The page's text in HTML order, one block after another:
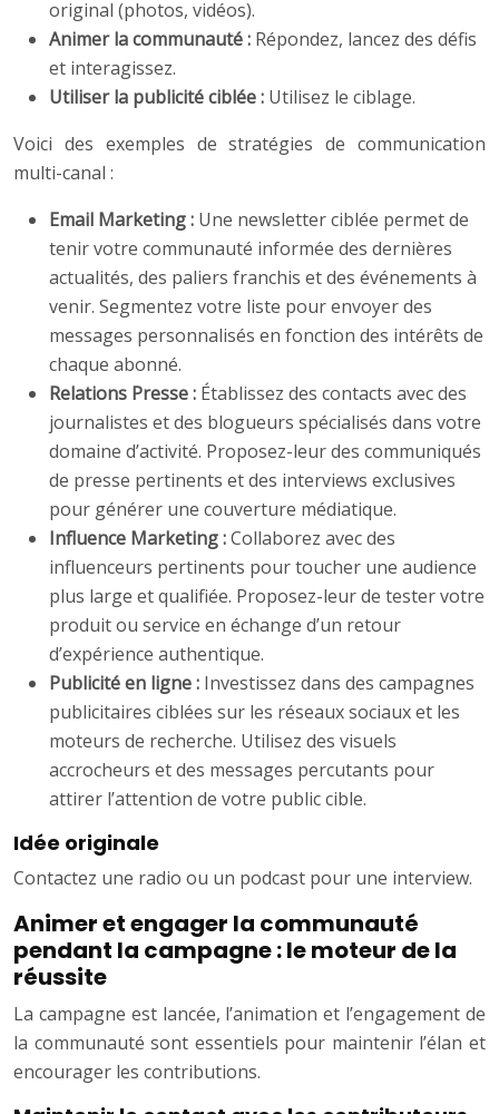
original (photos, vidéos).
Animer la communauté : Répondez, lancez des défis
et interagissez.
Utiliser la publicité ciblée : Utilisez le ciblage.
Voici des exemples de stratégies de communication
multi-canal :
Email Marketing : Une newsletter ciblée permet de
tenir votre communauté informée des dernières
actualités, des paliers franchis et des événements à
venir. Segmentez votre liste pour envoyer des
messages personnalisés en fonction des intérêts de
chaque abonné.
Relations Presse : Établissez des contacts avec des
journalistes et des blogueurs spécialisés dans votre
domaine d’activité. Proposez-leur des communiqués
de presse pertinents et des interviews exclusives
pour générer une couverture médiatique.
Influence Marketing :Collaborez avec des
influenceurs pertinents pour toucher une audience
plus large et qualifiée. Proposez-leur de tester votre
produit ou service en échange d’un retour
d’expérience authentique.
Publicité en ligne : Investissez dans des campagnes
publicitaires ciblées sur les réseaux sociaux et les
moteurs de recherche. Utilisez des visuels
accrocheurs et des messages percutants pour
attirer l’attention de votre public cible.
Idée originale
Contactez une radio ou un podcast pour une interview.
Animer et engager la communauté
pendant la campagne : le moteur de la
réussite
La campagne est lancée, l’animation et l’engagement de
la communauté sont essentiels pour maintenir l’élan et
encourager les contributions.